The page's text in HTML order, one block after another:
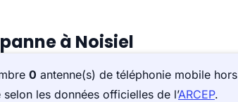
à Noisiel
0 antenne(s) de téléphonie mobile hors
les données officielles de l’ARCEP.